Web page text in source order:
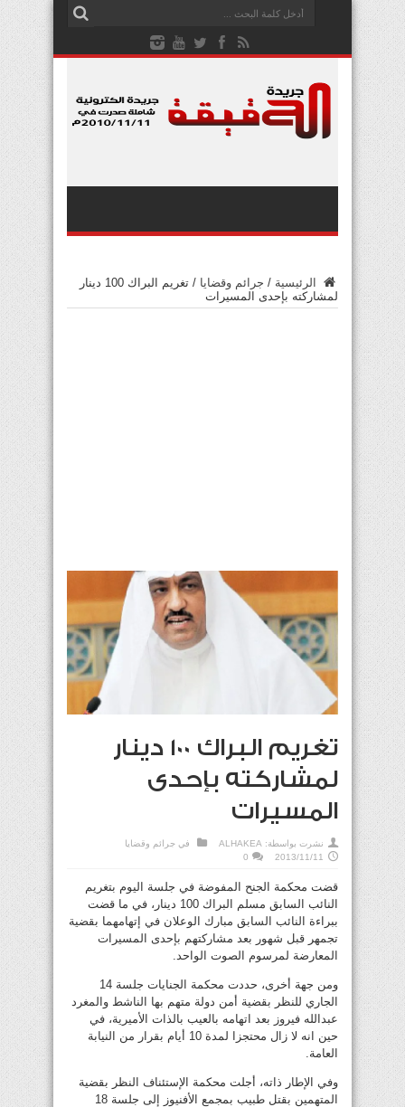
الرئيسية / جرائم وقضايا /
تغريم البراك 100 دينار
لمشاركته بإحدى المسيرات
تغريم البراك 100 دينار
لمشاركته بإحدى
المسيرات
نشرت بواسطة: ALHAKEA في جرائم وقضايا
2013/11/11
0
قضت محكمة الجنح المفوضة في جلسة اليوم بتغريم
النائب السابق مسلم البراك 100 دينار، في ما قضت
ببراءة النائب السابق مبارك الوعلان في إتهامهما بقضية
تجمهر قبل شهور بعد مشاركتهم بإحدى المسيرات
المعارضة لمرسوم الصوت الواحد.
ومن جهة أخرى، حددت محكمة الجنايات جلسة 14
الجاري للنظر بقضية أمن دولة متهم بها الناشط والمغرد
عبدالله فيروز بعد اتهامه بالعيب بالذات الأميرية، في
حين انه لا زال محتجزا لمدة 10 أيام بقرار من النيابة
العامة.
وفي الإطار ذاته، أجلت محكمة الإستئناف النظر بقضية
المتهمين بقتل طبيب بمجمع الأفنيوز إلى جلسة 18